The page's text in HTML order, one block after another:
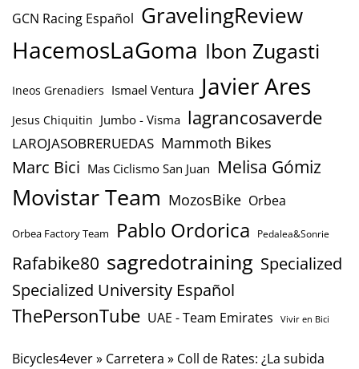
GCN Racing Español GravelingReview
HacemosLaGoma Ibon Zugasti
Ineos Grenadiers Ismael Ventura Javier Ares
Jesus Chiquitin Jumbo - Visma lagrancosaverde
LAROJASOBRERUEDAS Mammoth Bikes
Marc Bici Mas Ciclismo San Juan Melisa Gómiz
Movistar Team MozosBike Orbea
Orbea Factory Team Pablo Ordorica Pedalea&Sonrie
Rafabike80 sagredotraining Specialized
Specialized University Español
ThePersonTube UAE - Team Emirates Vivir en Bici
Bicycles4ever» Carretera » Coll de Rates: ¿La subida